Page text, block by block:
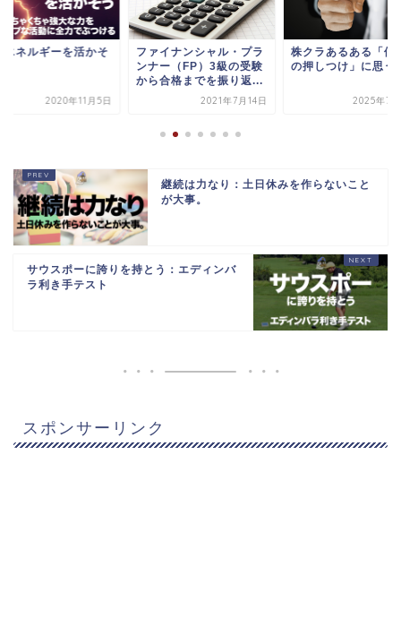
エネルギーを活かそ
2020年11月5日
ファイナンシャル・プラ
ンナー（FP）3級の受験
から合格までを振り返...
2021年7月14日
株クラあるある「価
の押しつけ」に思う
2025年7
継続は力なり：土日休みを作らないこと
が大事。
サウスポーに誇りを持とう：エディンバ
ラ利き手テスト
スポンサーリンク